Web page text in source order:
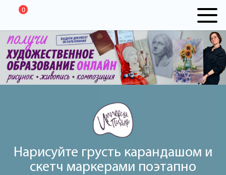
0
Нарисуйте грусть карандашом и
скетч маркерами поэтапно